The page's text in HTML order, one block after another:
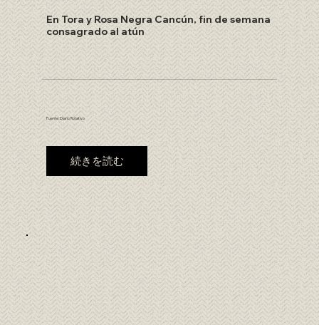
En Tora y Rosa Negra Cancún, fin de semana
consagrado al atún
Fuente: Diario Rotativo
続きを読む